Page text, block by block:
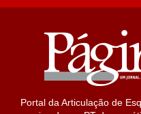
Portal da Articulação de